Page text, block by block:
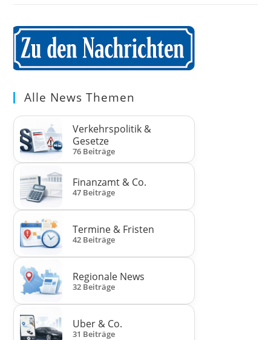
Alle News Themen
Verkehrspolitik &
Gesetze
76 Beiträge
Finanzamt & Co.
47 Beiträge
Termine & Fristen
42 Beiträge
Regionale News
32 Beiträge
Uber & Co.
31 Beiträge